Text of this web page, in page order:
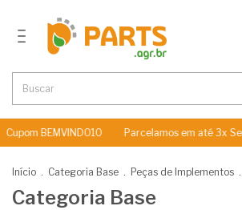
Parcelamos em até 3x Sem Juros
Início . Categoria Base . Peças de Implementos .
Categoria Base